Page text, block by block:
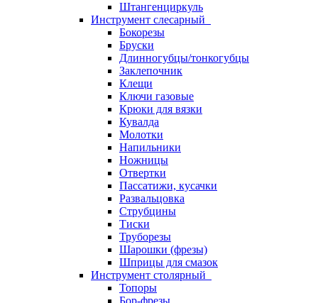
Штангенциркуль
Инструмент слесарный
Бокорезы
Бруски
Длинногубцы/тонкогубцы
Заклепочник
Клещи
Ключи газовые
Крюки для вязки
Кувалда
Молотки
Напильники
Ножницы
Отвертки
Пассатижи, кусачки
Развальцовка
Струбцины
Тиски
Труборезы
Шарошки (фрезы)
Шприцы для смазок
Инструмент столярный
Топоры
Бор-фрезы